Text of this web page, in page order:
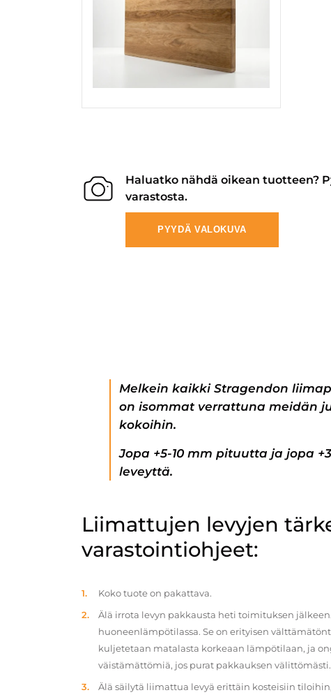
Haluatko nähdä oikean tuotteen?
varastosta.
PYYDÄ VALOKUVA
Melkein kaikki Stragendon
on isommat verrattuna meidän
kokoihin.
Jopa +5-10 mm pituutta ja jopa
leveyttä.
Liimattujen levyjen
varastointiohjeet:
Koko tuote on pakattava.
Älä irrota levyn pakkausta heti toimituksen jälkeen.
huoneenlämpötilassa. Se on erityisen
kuljetetaan matalasta korkeaan lämpötilaan, ja
väistämättömiä, jos purat pakkauksen välittömästi.
Älä säilytä liimattua levyä erittäin kosteisiin